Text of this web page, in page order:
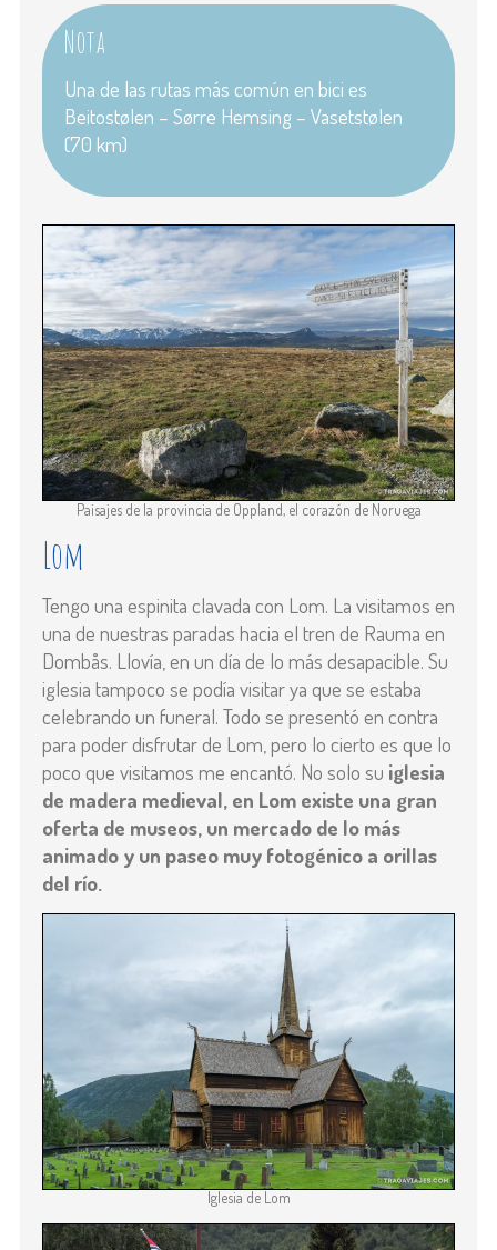
Nota
Una de las rutas más común en bici es
Beitostølen – Sørre Hemsing – Vasetstølen
(70 km)
Paisajes de la provincia de Oppland, el corazón de Noruega
Lom
Tengo una espinita clavada con Lom. La visitamos en
una de nuestras paradas hacia el tren de Rauma en
Dombås. Llovía, en un día de lo más desapacible. Su
iglesia tampoco se podía visitar ya que se estaba
celebrando un funeral. Todo se presentó en contra
para poder disfrutar de Lom, pero lo cierto es que lo
poco que visitamos me encantó. No solo su iglesia
de madera medieval, en Lom existe una gran
oferta de museos, un mercado de lo más
animado y un paseo muy fotogénico a orillas
del río.
Iglesia de Lom